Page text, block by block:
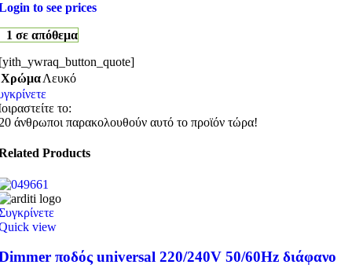
to see prices
1 σε απόθεμα
ΧρώμαΛευκό
το:
άνθρωποι παρακολουθούν αυτό το προϊόν τώρα!
Products
view
ποδός universal 220/240V 50/60Hz διάφανο